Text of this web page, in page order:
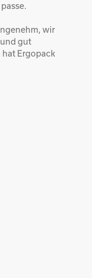
wir
gut
Ergopack